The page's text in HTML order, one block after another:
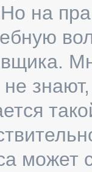
на
может